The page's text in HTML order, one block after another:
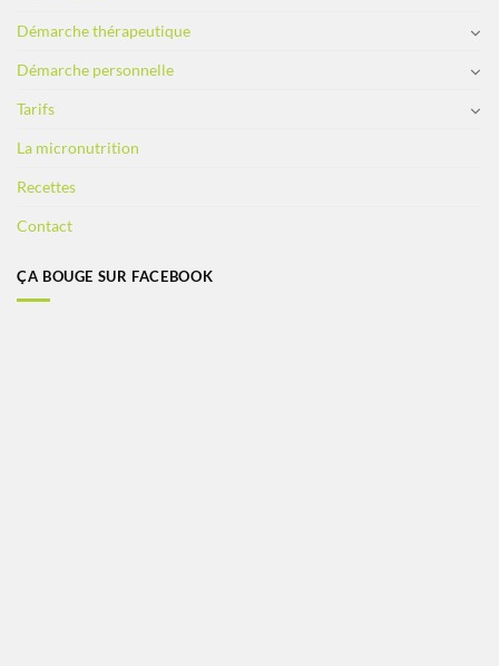
Démarche thérapeutique
Démarche personnelle
Tarifs
La micronutrition
Recettes
Contact
ÇA BOUGE SUR FACEBOOK